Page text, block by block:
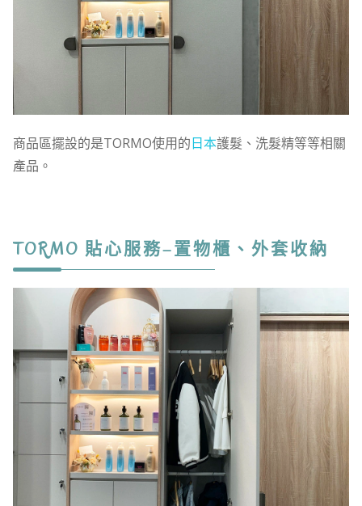
商品區擺設的是TORMO使用的日本護髮、洗髮精等等相關
產品。
TORMO 貼心服務–置物櫃、外套收納